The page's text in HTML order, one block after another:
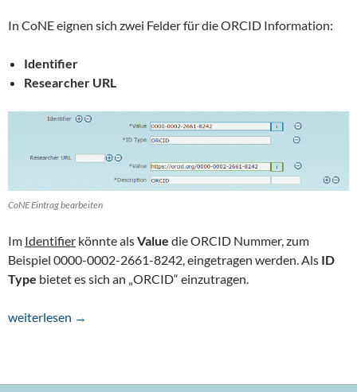
In CoNE eignen sich zwei Felder für die ORCID Information:
Identifier
Researcher URL
CoNE Eintrag bearbeiten
Im Identifier könnte alsValue die ORCID Nummer, zum
Beispiel 0000-0002-2661-8242, eingetragen werden. Als ID
Type bietet es sich an „ORCID“ einzutragen.
ORCID in CoNE
weiterlesen →